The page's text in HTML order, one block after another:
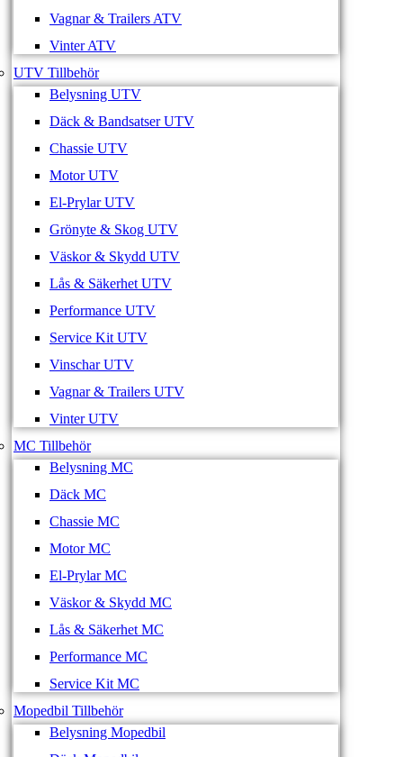
Vagnar & Trailers ATV
Vinter ATV
UTV Tillbehör
Belysning UTV
Däck & Bandsatser UTV
Chassie UTV
Motor UTV
El-Prylar UTV
Grönyte & Skog UTV
Väskor & Skydd UTV
Lås & Säkerhet UTV
Performance UTV
Service Kit UTV
Vinschar UTV
Vagnar & Trailers UTV
Vinter UTV
MC Tillbehör
Belysning MC
Däck MC
Chassie MC
Motor MC
El-Prylar MC
Väskor & Skydd MC
Lås & Säkerhet MC
Performance MC
Service Kit MC
Mopedbil Tillbehör
Belysning Mopedbil